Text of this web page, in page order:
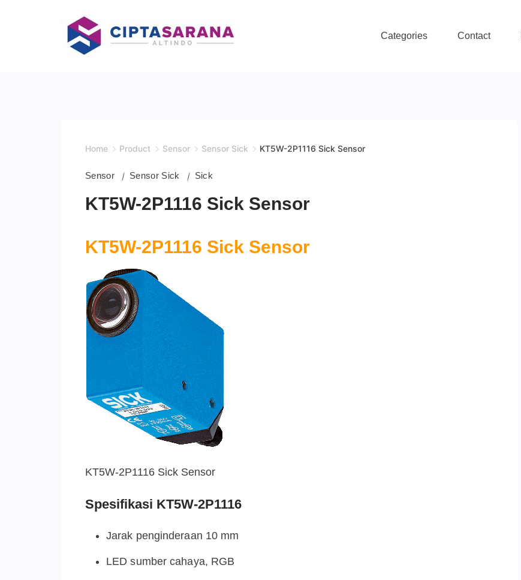
Categories Contact
Home Product Sensor Sensor Sick KT5W-2P1116 Sick Sensor
Sensor Sensor Sick Sick
KT5W-2P1116 Sick Sensor
KT5W-2P1116 Sick Sensor
KT5W-2P1116 Sick Sensor
Spesifikasi KT5W-2P1116
Jarak penginderaan 10 mm
LED sumber cahaya, RGB